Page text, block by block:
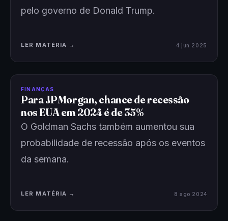
pelo governo de Donald Trump.
LER MATÉRIA → 4 jun 2025
FINANÇAS
Para JPMorgan, chance de recessão
nos EUA em 2024 é de 35%
O Goldman Sachs também aumentou sua
probabilidade de recessão após os eventos
da semana.
LER MATÉRIA → 8 ago 2024